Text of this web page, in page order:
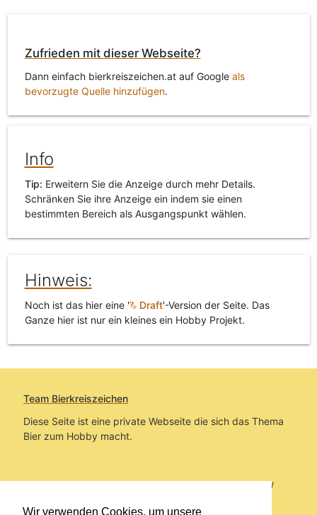
Wir verwenden Cookies, um unsere
Zufrieden mit dieser Webseite?
Dann einfach bierkreiszeichen.at auf Google als
bevorzugte Quelle hinzufügen.
Info
Tip: Erweitern Sie die Anzeige durch mehr Details.
Schränken Sie ihre Anzeige ein indem sie einen
bestimmten Bereich als Ausgangspunkt wählen.
Hinweis:
Noch ist das hier eine ' Draft'-Version der Seite. Das
Ganze hier ist nur ein kleines ein Hobby Projekt.
Team Bierkreiszeichen
Diese Seite ist eine private Webseite die sich das Thema
Bier zum Hobby macht.
Sie befinden sich auf https://www.bierkreiszeichen.at/
im Pfad:Übers Bier/Brauereien/Fundstücke und